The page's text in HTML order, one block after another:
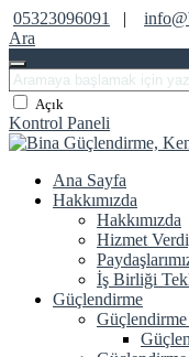
05323096091 |
Ara
Açık
Kontrol Paneli
Ana Sayfa
Hakkımızda
Hakkımızda
Hizmet
İş Birliği
Güçlendirme